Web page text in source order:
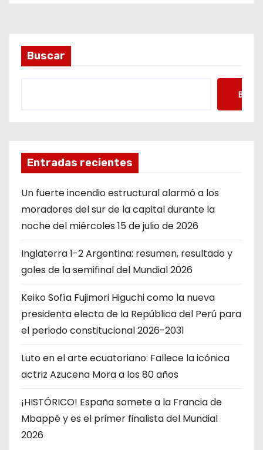
Buscar
Entradas recientes
Un fuerte incendio estructural alarmó a los
moradores del sur de la capital durante la
noche del miércoles 15 de julio de 2026
Inglaterra 1-2 Argentina: resumen, resultado y
goles de la semifinal del Mundial 2026
Keiko Sofía Fujimori Higuchi como la nueva
presidenta electa de la República del Perú para
el periodo constitucional 2026-2031
Luto en el arte ecuatoriano: Fallece la icónica
actriz Azucena Mora a los 80 años
¡HISTÓRICO! España somete a la Francia de
Mbappé y es el primer finalista del Mundial
2026